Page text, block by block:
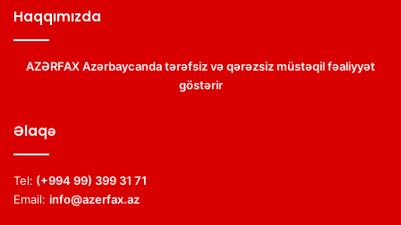
Haqqımızda
AZƏRFAX Azərbaycanda tərəfsiz və qərəzsiz müstəqil fəaliyyət
göstərir
Əlaqə
Tel: (+994 99) 399 31 71
Email: info@azerfax.az